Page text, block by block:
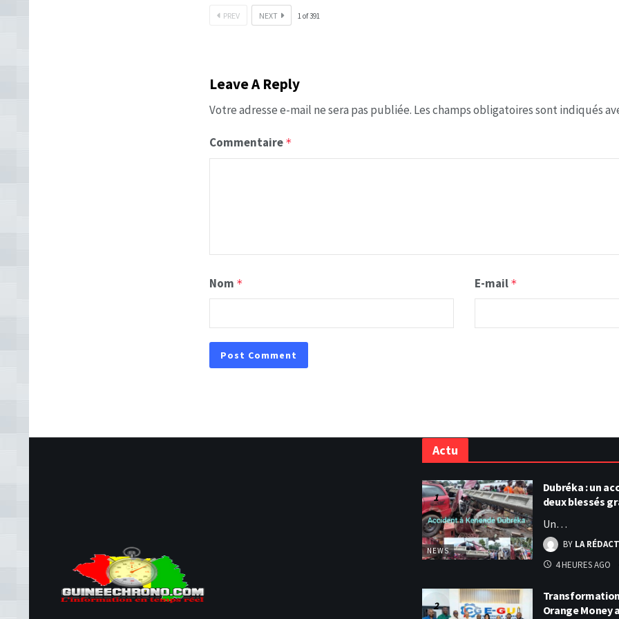
PREV NEXT 1of391
Leave A Reply
Votre adresse e-mail ne sera pas publiée. Les champs obligatoires sont indiqués
Commentaire *
Nom * E-mail *
Actu
NEWS
Dubréka : un
deux blessés
Un…
BY LA
4 HEURES AGO
Transformation
Orange